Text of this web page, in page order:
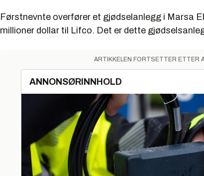
Førstnevnte overfører et gjødselanlegg i Marsa
millioner dollar til Lifco. Det er dette
ARTIKKELEN FORTSETTER ETTER
ANNONSØRINNHOLD